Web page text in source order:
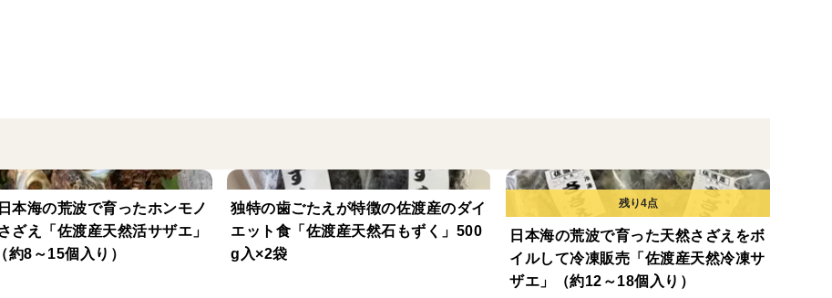
本海の荒波で育ったホンモノ
ざえ「佐渡産天然活サザエ」
約8～15個入り）
独特の歯ごたえが特徴の佐渡産のダイ
エット食「佐渡産天然石もずく」500
g入×2袋
日本海の荒波で育った天然さざえをボ
イルして冷凍販売「佐渡産天然冷凍サ
ザエ」（約12～18個入り）